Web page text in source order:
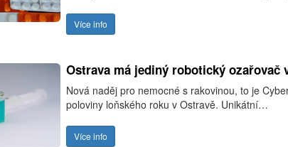
Více info
Ostrava má jediný robotický ozařovač
Nová naděj pro nemocné s rakovinou, to je
poloviny loňského roku v Ostravě. Unikátní…
Více info